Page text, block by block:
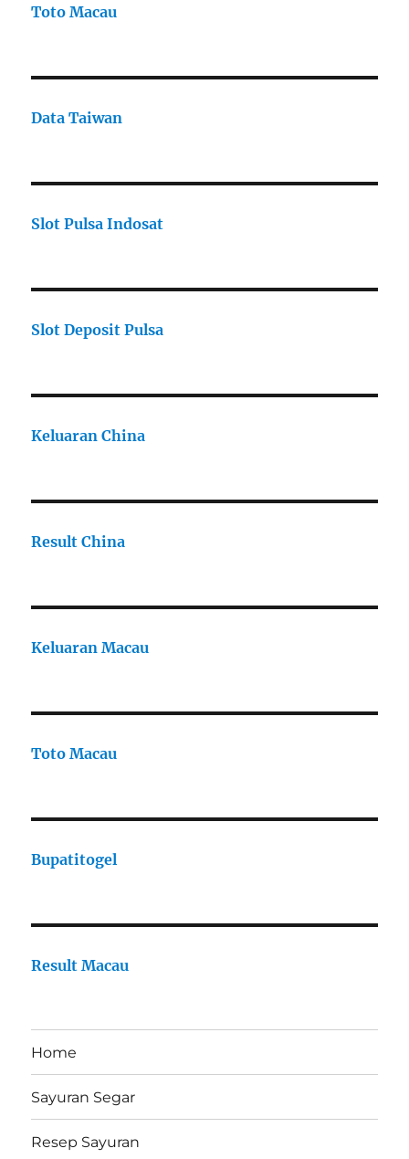
Toto Macau
Data Taiwan
Slot Pulsa Indosat
Slot Deposit Pulsa
Keluaran China
Result China
Keluaran Macau
Toto Macau
Bupatitogel
Result Macau
Home
Sayuran Segar
Resep Sayuran